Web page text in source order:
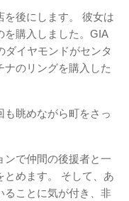
を後にします。 彼女は
を購入しました。GIA
ダイヤモンドがセンタ
のリングを購入した
眺めながら町をさっ
ンで仲間の後援者と一
とめます。 そして、あ
ることに気が付き、非